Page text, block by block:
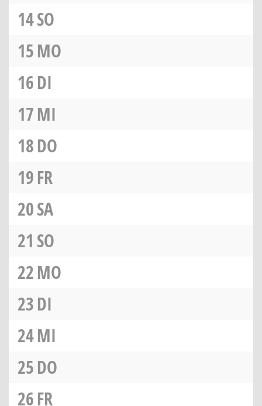
14SO
15MO
16DI
17MI
18DO
19FR
20SA
21 SO
22MO
23DI
24MI
25DO
26FR